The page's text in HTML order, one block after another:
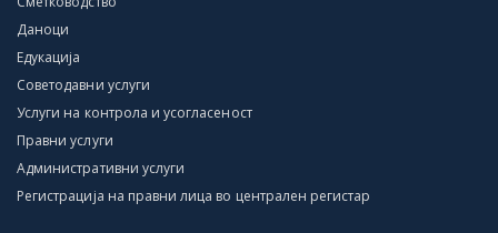
Даноци
Едукација
Советодавни услуги
Услуги на контрола и усогласеност
Правни услуги
Административни услуги
Регистрација на правни лица во централен регистар